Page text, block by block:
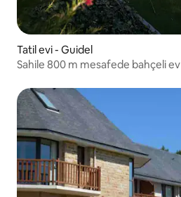
Tatil evi - Guidel
Sahile 800 m mesafede bahçeli ev